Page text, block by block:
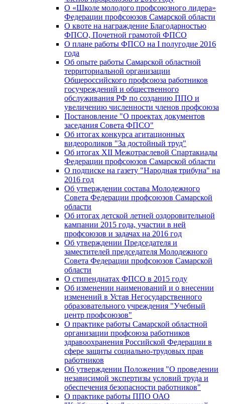
О «Школе молодого профсоюзного лидера»
Федерации профсоюзов Самарской области
О квоте на награждение Благодарностью
ФПСО, Почетной грамотой ФПСО
О плане работы ФПСО на I полугодие 2016
года
Об опыте работы Самарской областной
территориальной организации
Общероссийского профсоюза работников
госучреждений и общественного
обслуживания РФ по созданию ППО и
увеличению численности членов профсоюза
Постановление "О проектах документов
заседания Совета ФПСО"
Об итогах конкурса агитационных
видеороликов "За достойный труд"
Об итогах XII Межотраслевой Спартакиады
Федерации профсоюзов Самарской области
О подписке на газету "Народная трибуна" на
2016 год
Об утверждении состава Молодежного
Совета Федерации профсоюзов Самарской
области
Об итогах детской летней оздоровительной
кампании 2015 года, участии в ней
профсоюзов и задачах на 2016 год
Об утверждении Председателя и
заместителей председателя Молодежного
Совета Федерации профсоюзов Самарской
области
О стипендиатах ФПСО в 2015 году
Об изменении наименований и о внесении
изменений в Устав Негосударственного
образовательного учреждения "Учебный
центр профсоюзов"
О практике работы Самарской областной
организации профсоюза работников
здравоохранения Российской Федерации в
сфере защиты социально-трудовых прав
работников
Об утверждении Положения "О проведении
независимой экспертизы условий труда и
обеспечения безопасности работников"
О практике работы ППО ОАО